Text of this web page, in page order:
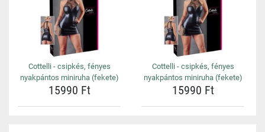
Cottelli - csipkés, fényes
nyakpántos miniruha (fekete)
15990 Ft
Cottelli - csipkés, fényes
nyakpántos miniruha (fekete)
15990 Ft